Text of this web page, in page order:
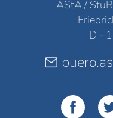
AStA /
D -